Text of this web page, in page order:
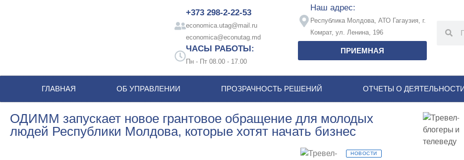
+373 298-2-22-53
economica.utag@mail.ru
economica@econutag.md
ЧАСЫ РАБОТЫ:
Пн - Пт 08.00 - 17.00
Наш адрес:
Республика Молдова, АТО Гагаузия, г.
Комрат, ул. Ленина, 196
ПРИЕМНАЯ
ГЛАВНАЯ ОБ УПРАВЛЕНИИ ПРОЗРАЧНОСТЬ РЕШЕНИЙ ОТЧЕТЫ О
ОДИММ запускает новое грантовое обращение для молодых
людей Республики Молдова, которые хотят начать бизнес
НОВОСТИ